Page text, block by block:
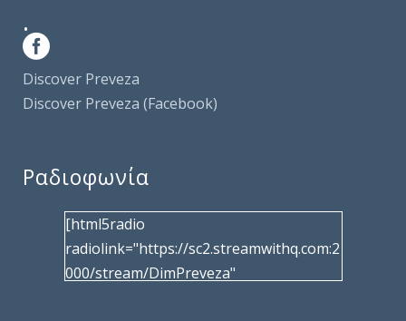
.
Discover Preveza
Discover Preveza (Facebook)
Ραδιοφωνία
[html5radio
radiolink="https://sc2.streamwithq.com:2
000/stream/DimPreveza"